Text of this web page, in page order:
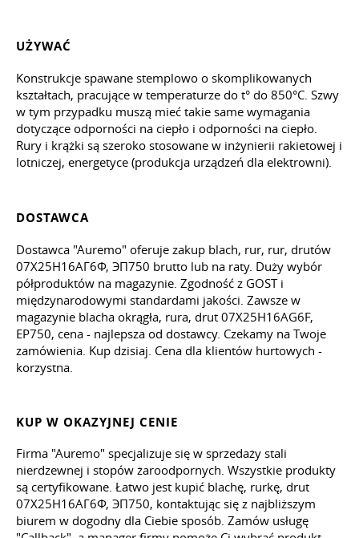
UŻYWAĆ
Konstrukcje spawane stemplowo o skomplikowanych
kształtach, pracujące w temperaturze do t° do 850°C. Szwy
w tym przypadku muszą mieć takie same wymagania
dotyczące odporności na ciepło i odporności na ciepło.
Rury i krążki są szeroko stosowane w inżynierii rakietowej i
lotniczej, energetyce (produkcja urządzeń dla elektrowni).
DOSTAWCA
Dostawca "Auremo" oferuje zakup blach, rur, rur, drutów
07Х25Н16АГ6Ф, ЭП750 brutto lub na raty. Duży wybór
półproduktów na magazynie. Zgodność z GOST i
międzynarodowymi standardami jakości. Zawsze w
magazynie blacha okrągła, rura, drut 07X25H16AG6F,
EP750, cena - najlepsza od dostawcy. Czekamy na Twoje
zamówienia. Kup dzisiaj. Cena dla klientów hurtowych -
korzystna.
KUP W OKAZYJNEJ CENIE
Firma "Auremo" specjalizuje się w sprzedaży stali
nierdzewnej i stopów żaroodpornych. Wszystkie produkty
są certyfikowane. Łatwo jest kupić blachę, rurkę, drut
07Х25Н16АГ6Ф, ЭП750, kontaktując się z najbliższym
biurem w dogodny dla Ciebie sposób. Zamów usługę